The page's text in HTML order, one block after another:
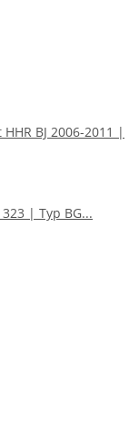
BJ 2006-2011 |